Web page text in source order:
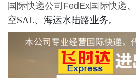
国际快递公司 FedEx国际快递 、
空SAL、海运水陆路业务。